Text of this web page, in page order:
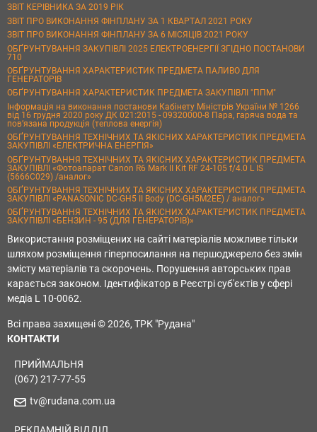
ЗВІТ КЕРІВНИКА ЗА 2019 РІК
ЗВІТ ПРО ВИКОНАННЯ ФІНПЛАНУ ЗА 1 КВАРТАЛ 2021 РОКУ
ЗВІТ ПРО ВИКОНАННЯ ФІНПЛАНУ ЗА 6 МІСЯЦІВ 2021 РОКУ
ОБҐРУНТУВАННЯ ЗАКУПІВЛІ 2025 ЕЛЕКТРОЕНЕРГІЇ ЗГІДНО ПОСТАНОВИ
710
ОБҐРУНТУВАННЯ ХАРАКТЕРИСТИК ПРЕДМЕТА ПАЛИВО ДЛЯ
ГЕНЕРАТОРІВ
ОБҐРУНТУВАННЯ ХАРАКТЕРИСТИК ПРЕДМЕТА ЗАКУПІВЛІ "ППМ"
Інформація на виконання постанови Кабінету Міністрів України № 1266
від 16 грудня 2020 року ДК 021:2015 - 09320000-8 Пара, гаряча вода та
пов’язана продукція (теплова енергія)
ОБҐРУНТУВАННЯ ТЕХНІЧНИХ ТА ЯКІСНИХ ХАРАКТЕРИСТИК ПРЕДМЕТА
ЗАКУПІВЛІ «ЕЛЕКТРИЧНА ЕНЕРГІЯ»
ОБҐРУНТУВАННЯ ТЕХНІЧНИХ ТА ЯКІСНИХ ХАРАКТЕРИСТИК ПРЕДМЕТА
ЗАКУПІВЛІ «Фотоапарат Canon R6 Mark II Kit RF 24-105 f/4.0 L IS
(5666C029) /аналог»
ОБҐРУНТУВАННЯ ТЕХНІЧНИХ ТА ЯКІСНИХ ХАРАКТЕРИСТИК ПРЕДМЕТА
ЗАКУПІВЛІ «PANASONIC DC-GH5 II Body (DC-GH5M2EE) / аналог»
ОБҐРУНТУВАННЯ ТЕХНІЧНИХ ТА ЯКІСНИХ ХАРАКТЕРИСТИК ПРЕДМЕТА
ЗАКУПІВЛІ «БЕНЗИН - 95 (ДЛЯ ГЕНЕРАТОРІВ)»
Використання розміщених на сайті матеріалів можливе тільки
шляхом розміщення гіперпосилання на першоджерело без змін
змісту матеріалів та скорочень. Порушення авторських прав
карається законом. Ідентифікатор в Реєстрі суб'єктів у сфері
медіа L 10-0062.
Всі права захищені © 2026, ТРК "Рудана"
КОНТАКТИ
ПРИЙМАЛЬНЯ
(067) 217-77-55
tv@rudana.com.ua